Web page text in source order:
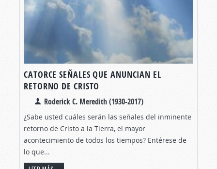
CATORCE SEÑALES QUE ANUNCIAN EL
RETORNO DE CRISTO
Roderick C. Meredith (1930-2017)
¿Sabe usted cuáles serán las señales del inminente
retorno de Cristo a la Tierra, el mayor
acontecimiento de todos los tiempos? Entérese de
lo que...